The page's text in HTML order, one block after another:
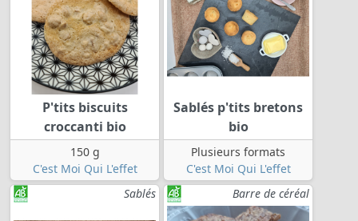
P'tits biscuits
croccanti bio
150 g
C'est Moi Qui L'effet
Sablés p'tits bretons
bio
Plusieurs formats
C'est Moi Qui L'effet
Sablés
Barre de céréal